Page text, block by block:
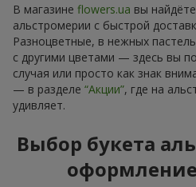
В магазине flowers.ua вы
альстромерии с быстрой
Разноцветные, в нежных
с другими цветами — здесь вы
случая или просто как знак
— в разделе “Акции”, где на
удивляет.
Выбор букета